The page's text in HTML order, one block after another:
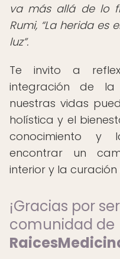
va más allá de lo
Rumi, La herida es
luz .
Te invito a
integración de la
nuestras vidas
holística y el
conocimiento y
encontrar un
interior y la
¡Gracias por
comunidad de